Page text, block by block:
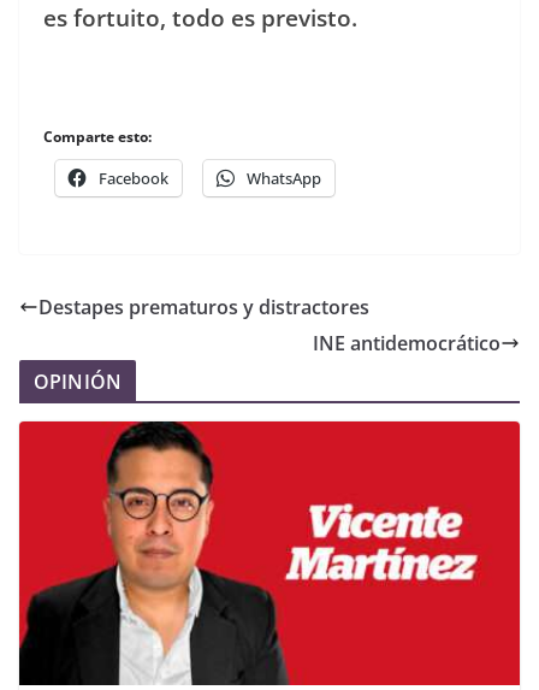
es fortuito, todo es previsto.
Comparte esto:
Facebook WhatsApp
Destapes prematuros y distractores
INE antidemocrático
OPINIÓN